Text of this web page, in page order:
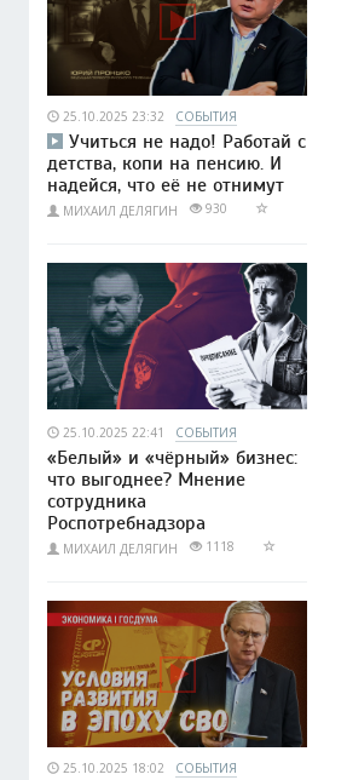
25.10.2025 23:32 СОБЫТИЯ
Учиться не надо! Работай с
детства, копи на пенсию. И
надейся, что её не отнимут
МИХАИЛ ДЕЛЯГИН 930
25.10.2025 22:41 СОБЫТИЯ
«Белый» и «чёрный» бизнес:
что выгоднее? Мнение
сотрудника
Роспотребнадзора
МИХАИЛ ДЕЛЯГИН 1118
25.10.2025 18:02 СОБЫТИЯ